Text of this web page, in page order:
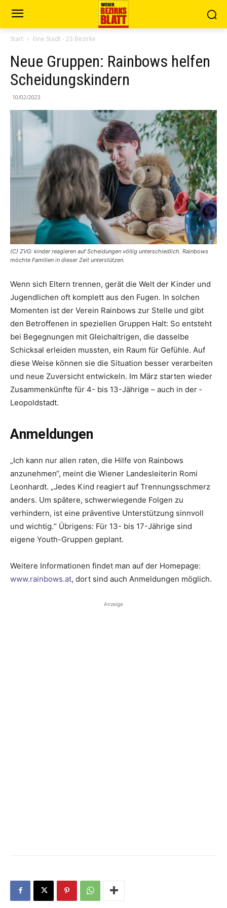
Start Eine Stadt - 23 Bezirke
Neue Gruppen: Rainbows helfen
Scheidungskindern
10/02/2023
(C) ZVG: kinder reagieren auf Scheidungen völlig unterschiedlich. Rainbows
möchte Familien in dieser Zeit unterstützen.
Wenn sich Eltern trennen, gerät die Welt der Kinder und
Jugendlichen oft komplett aus den Fugen. In solchen
Momenten ist der Verein Rainbows zur Stelle und gibt
den Betroffenen in speziellen Gruppen Halt: So entsteht
bei Begegnungen mit Gleichaltrigen, die dasselbe
Schicksal erleiden mussten, ein Raum für Gefühle. Auf
diese Weise können sie die Situation besser verarbeiten
und neue Zuversicht entwickeln. Im März starten wieder
Zusammenkünfte für 4- bis 13-Jährige – auch in der ­
Leopoldstadt.
Anmeldungen
„Ich kann nur allen raten, die Hilfe von Rainbows
anzunehmen“, meint die Wiener Landesleiterin Romi
Leonhardt. „Jedes Kind reagiert auf Trennungsschmerz
anders. Um spätere, schwerwiegende Folgen zu
verhindern, ist eine präventive Unterstützung sinnvoll
und wichtig.“ Übrigens: Für 13- bis 17-Jährige sind
eigene Youth-Gruppen geplant.
Weitere Informationen findet man auf der Homepage:
www.rainbows.at, dort sind auch ­Anmeldungen möglich.
Anzeige